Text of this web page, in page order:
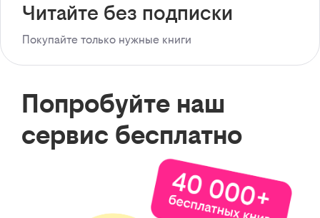
Читайте без подписки
Покупайте только нужные книги
Попробуйте наш
сервис бесплатно